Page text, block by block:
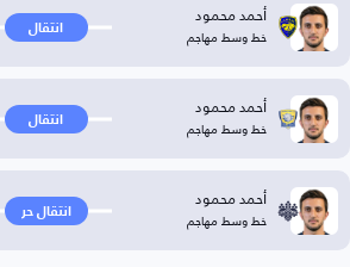
أحمد محمود
خط وسط مهاجم انتقال
أحمد محمود
خط وسط مهاجم انتقال
أحمد محمود
خط وسط مهاجم انتقال حر